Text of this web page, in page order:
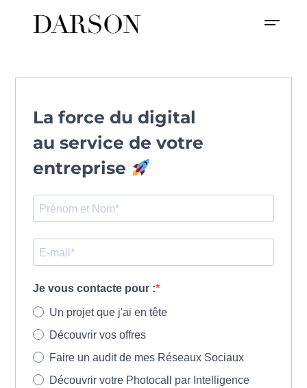
La force du digital
au service de votre
entreprise
Je vous contacte pour :
Un projet que j'ai en tête
Découvrir vos offres
Faire un audit de mes Réseaux Sociaux
Découvrir votre Photocall par Intelligence